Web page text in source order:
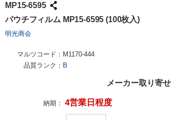
MP15-6595
パウチフィルム MP15-6595 (100枚入)
明光商会
マルツコード： M1170-444
品質ランク： B
メーカー取り寄せ
納期： 4営業日程度